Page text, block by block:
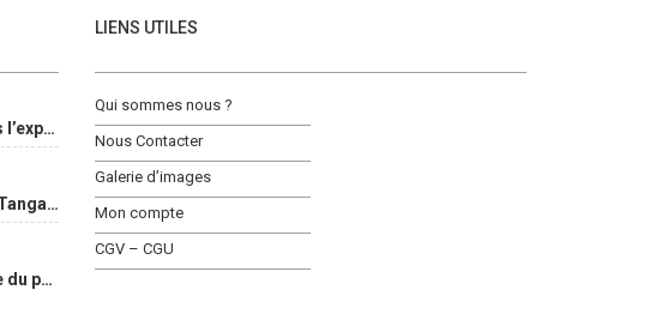
Explorer le vestibule malien à travers l’exposition « Maaya Bulon »
L’exposition « Zafimaniry doria » de TangalaMamy honore la mémoire d’un peuple malgache
TIFF 2025/ « Christy » ou le prototype du parcours initiatique
LIENS UTILES
Qui sommes nous ?
Nous Contacter
Galerie d’images
Mon compte
CGV – CGU